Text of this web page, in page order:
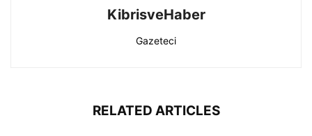
KibrisveHaber
Gazeteci
RELATED ARTICLES